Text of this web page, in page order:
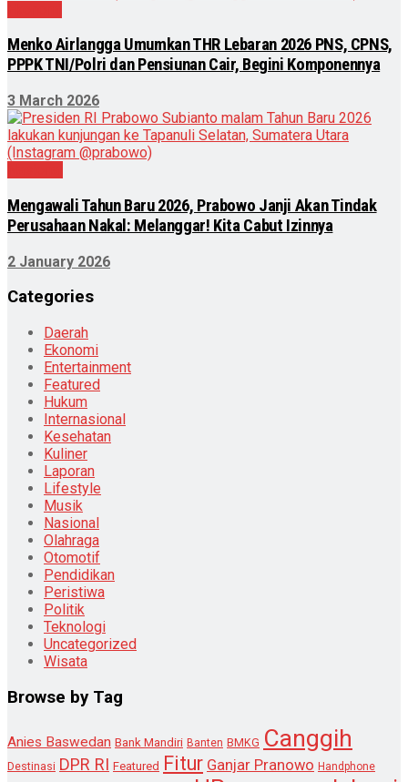
Menko Airlangga Umumkan THR Lebaran 2026 PNS, CPNS,
PPPK TNI/Polri dan Pensiunan Cair, Begini Komponennya
3 March 2026
Mengawali Tahun Baru 2026, Prabowo Janji Akan Tindak
Perusahaan Nakal: Melanggar! Kita Cabut Izinnya
2 January 2026
Categories
Daerah
Ekonomi
Entertainment
Featured
Hukum
Internasional
Kesehatan
Kuliner
Laporan
Lifestyle
Musik
Nasional
Olahraga
Otomotif
Pendidikan
Peristiwa
Politik
Teknologi
Uncategorized
Wisata
Browse by Tag
Anies Baswedan Bank Mandiri Banten BMKG Canggih
Destinasi DPR RI Featured Fitur Ganjar Pranowo Handphone